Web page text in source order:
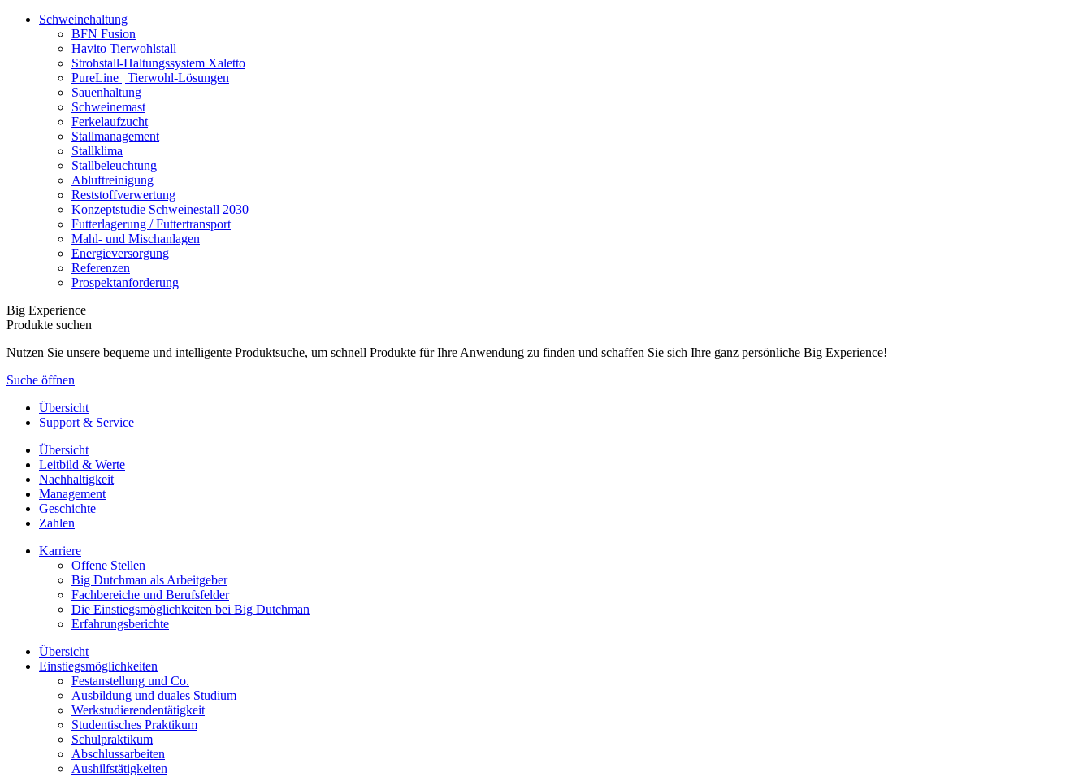
Schweinehaltung
BFN Fusion
Havito Tierwohlstall
Strohstall-Haltungssystem Xaletto
PureLine | Tierwohl-Lösungen
Sauenhaltung
Schweinemast
Ferkelaufzucht
Stallmanagement
Stallklima
Stallbeleuchtung
Abluftreinigung
Reststoffverwertung
Konzeptstudie Schweinestall 2030
Futterlagerung / Futtertransport
Mahl- und Mischanlagen
Energieversorgung
Referenzen
Prospektanforderung
Big Experience
Produkte suchen
Nutzen Sie unsere bequeme und intelligente Produktsuche, um schnell Produkte für Ihre Anwendung zu finden und schaffen Sie sich Ihre ganz persönliche Big Experience!
Suche öffnen
Übersicht
Support & Service
Übersicht
Leitbild & Werte
Nachhaltigkeit
Management
Geschichte
Zahlen
Karriere
Offene Stellen
Big Dutchman als Arbeitgeber
Fachbereiche und Berufsfelder
Die Einstiegsmöglichkeiten bei Big Dutchman
Erfahrungsberichte
Übersicht
Einstiegsmöglichkeiten
Festanstellung und Co.
Ausbildung und duales Studium
Werkstudierendentätigkeit
Studentisches Praktikum
Schulpraktikum
Abschlussarbeiten
Aushilfstätigkeiten